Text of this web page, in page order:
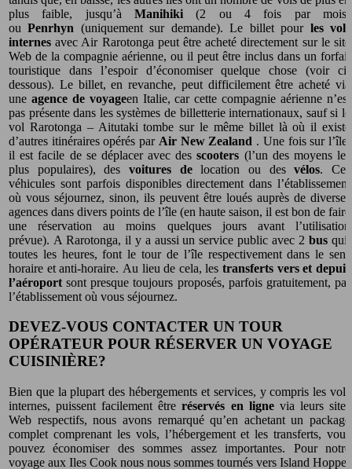
plus faible, jusqu’à Manihiki (2 ou 4 fois par mois)
ouPenrhyn (uniquement sur demande). Le billet pour les vols
internes avec Air Rarotonga peut être acheté directement sur le site
Web de la compagnie aérienne, ou il peut être inclus dans un forfait
touristique dans l’espoir d’économiser quelque chose (voir ci-
dessous). Le billet, en revanche, peut difficilement être acheté via
une agence de voyageen Italie, car cette compagnie aérienne n’est
pas présente dans les systèmes de billetterie internationaux, sauf si le
vol Rarotonga – Aitutaki tombe sur le même billet là où il existe
d’autres itinéraires opérés par Air New Zealand . Une fois sur l’île,
il est facile de se déplacer avec desscooters (l’un des moyens les
plus populaires), des voitures delocation ou desvélos. Ces
véhicules sont parfois disponibles directement dans l’établissement
où vous séjournez, sinon, ils peuvent être loués auprès de diverses
agences dans divers points de l’île (en haute saison, il est bon de faire
une réservation au moins quelques jours avant l’utilisation
prévue). A Rarotonga, il y a aussi un service public avec 2bus qui,
toutes les heures, font le tour de l’île respectivement dans le sens
horaire et anti-horaire. Au lieu de cela, lestransferts vers et depuis
l’aéroport sont presque toujours proposés, parfois gratuitement, par
l’établissement où vous séjournez.
DEVEZ-VOUS CONTACTER UN TOUR
OPÉRATEUR POUR RÉSERVER UN VOYAGE
CUISINIÈRE?
Bien que la plupart des hébergements et services, y compris les vols
internes, puissent facilement êtreréservés en lignevia leurs sites
Web respectifs, nous avons remarqué qu’en achetant un package
complet comprenant les vols, l’hébergement et les transferts, vous
pouvez économiser des sommes assez importantes. Pour notre
voyage aux Iles Cook nous nous sommes tournés vers Island Hopper